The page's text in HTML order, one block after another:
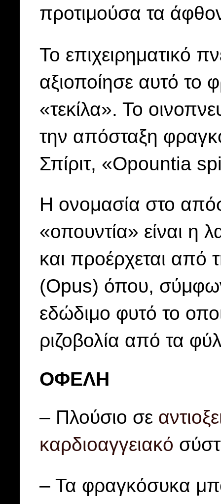
προτιμούσα τα
‍Το επιχειρηματικό
αξιοποίησε αυτό το
«τεκίλα». Το
την απόσταξη
Σπίριτ, «Opountia
Η ονομασία στο
«οπουντία» είναι η
και προέρχεται από
(Opus) όπου,
εδώδιμο φυτό το
ριζοβολία από τα
ΟΦΕΛΗ
– Πλούσιο σε
καρδιοαγγειακό
– Τα φραγκόσυκα